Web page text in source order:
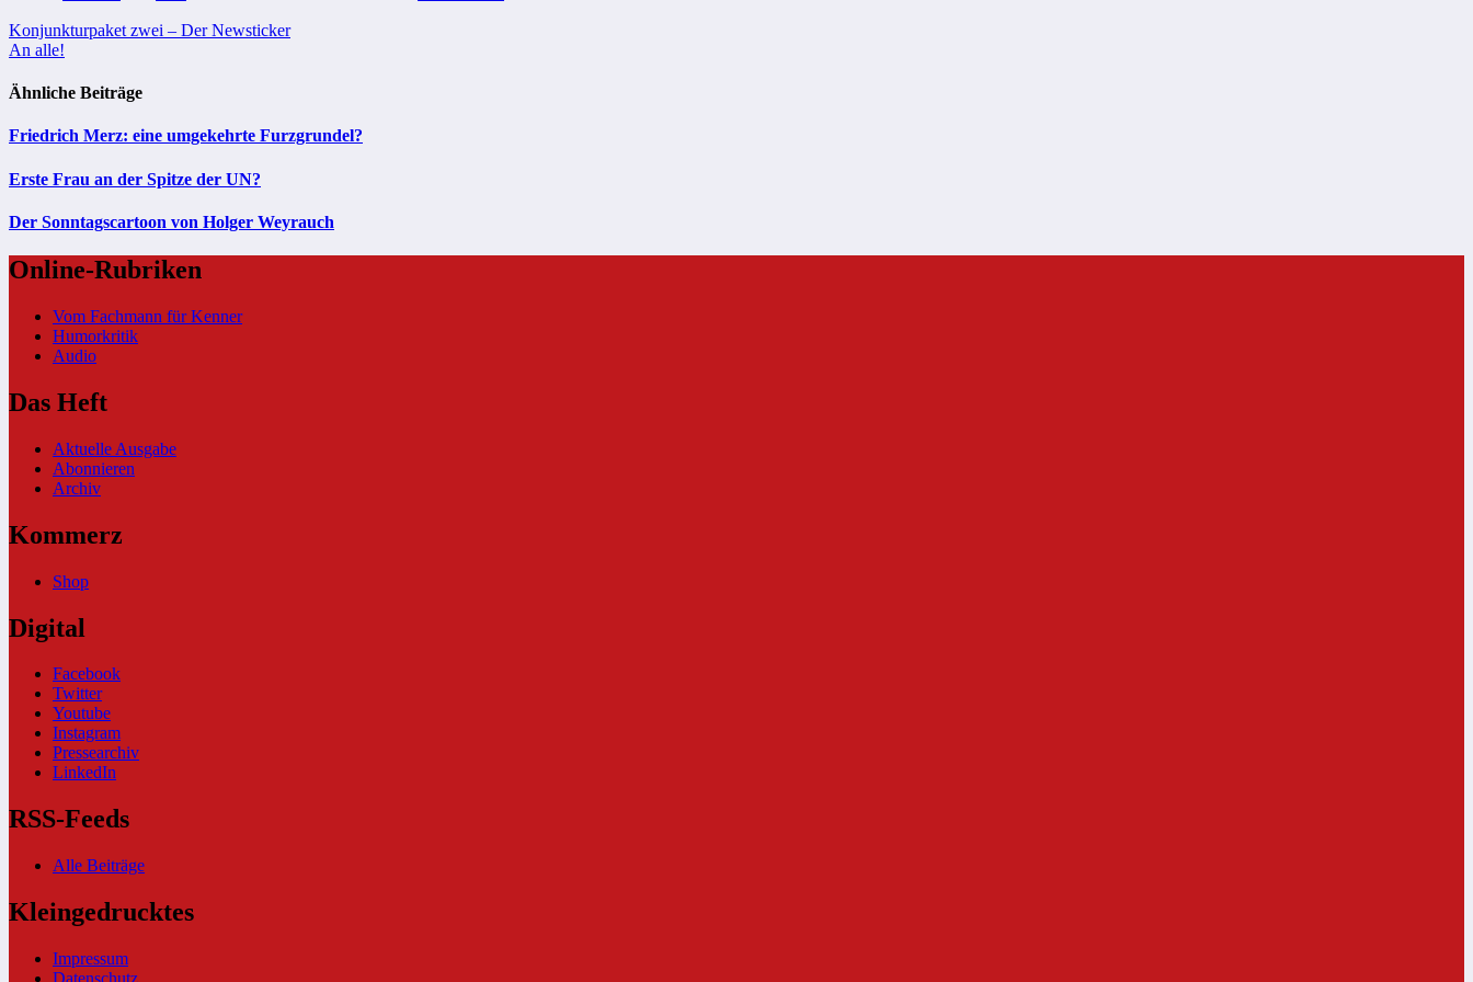
Beitragsnavigation
Konjunkturpaket zwei – Der Newsticker
An alle!
Ähnliche Beiträge
Friedrich Merz: eine umgekehrte Furzgrundel?
Erste Frau an der Spitze der UN?
Der Sonntagscartoon von Holger Weyrauch
Online-Rubriken
Vom Fachmann für Kenner
Humorkritik
Audio
Das Heft
Aktuelle Ausgabe
Abonnieren
Archiv
Kommerz
Shop
Digital
Facebook
Twitter
Youtube
Instagram
Pressearchiv
LinkedIn
RSS-Feeds
Alle Beiträge
Kleingedrucktes
Impressum
Datenschutz